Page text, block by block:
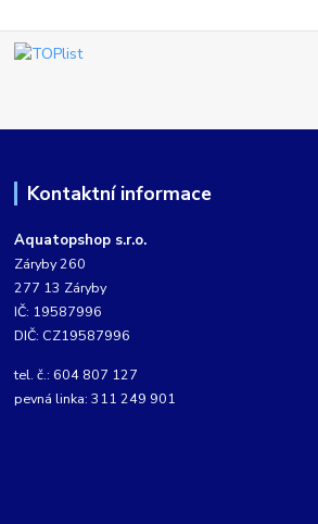
Kontaktní informace
Aquatopshop s.r.o.
Záryby 260
277 13 Záryby
IČ: 19587996
DIČ: CZ19587996
tel. č.: 604 807 127
pevná linka: 311 249 901